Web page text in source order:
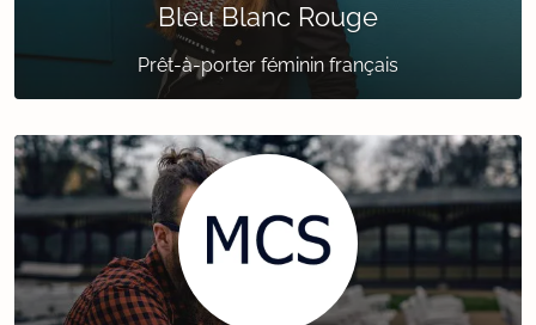
Bleu Blanc Rouge
Prêt-à-porter féminin français